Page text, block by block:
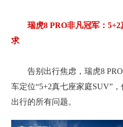
瑞虎8 PRO非凡冠军：
求
告别出行焦虑，瑞虎8
车定位“5+2真七座家庭SUV”
出行的所有问题。